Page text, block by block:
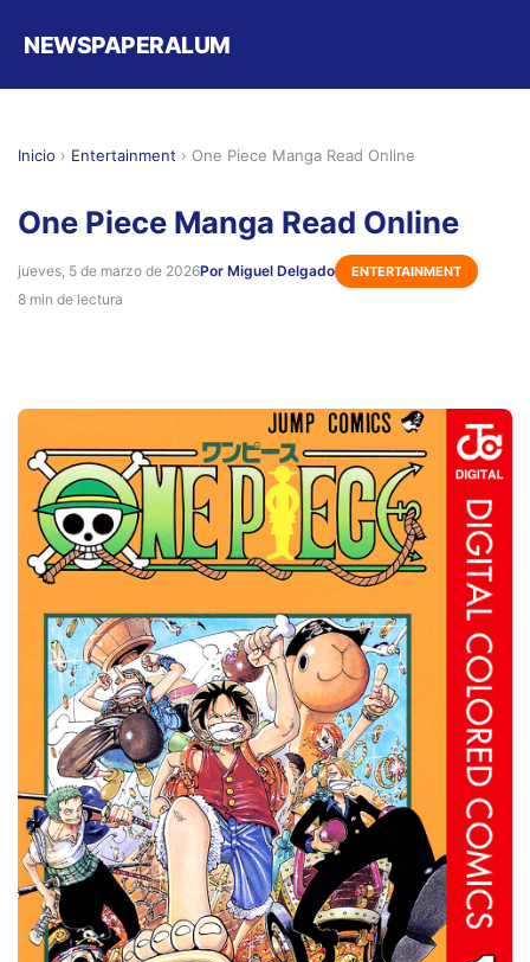
NEWSPAPERALUM
Inicio › Entertainment › One Piece Manga Read Online
One Piece Manga Read Online
jueves, 5 de marzo de 2026Por Miguel Delgado ENTERTAINMENT
8 min de lectura